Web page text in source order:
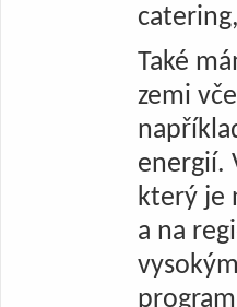
Také
zemi
energií.
který je
a na